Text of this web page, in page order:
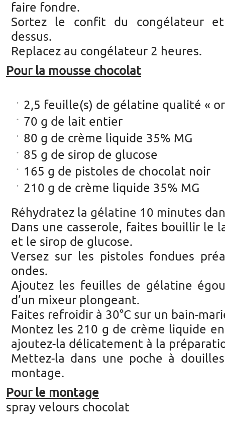
faire fondre.
Sortez le confit du congélateur
dessus.
Replacez au congélateur 2 heures.
Pour la mousse chocolat
2,5 feuille(s) de gélatine qualité «
70 g de lait entier
80 g de crème liquide 35% MG
85 g de sirop de glucose
165 g de pistoles de chocolat noir
210 g de crème liquide 35% MG
Réhydratez la gélatine 10 minutes
Dans une casserole, faites bouillir le
et le sirop de glucose.
Versez sur les pistoles fondues
ondes.
Ajoutez les feuilles de gélatine
d’un mixeur plongeant.
Faites refroidir à 30°C sur un bain-
Montez les 210 g de crème liquide
ajoutez-la délicatement à la
Mettez-la dans une poche à
montage.
Pour le montage
spray velours chocolat